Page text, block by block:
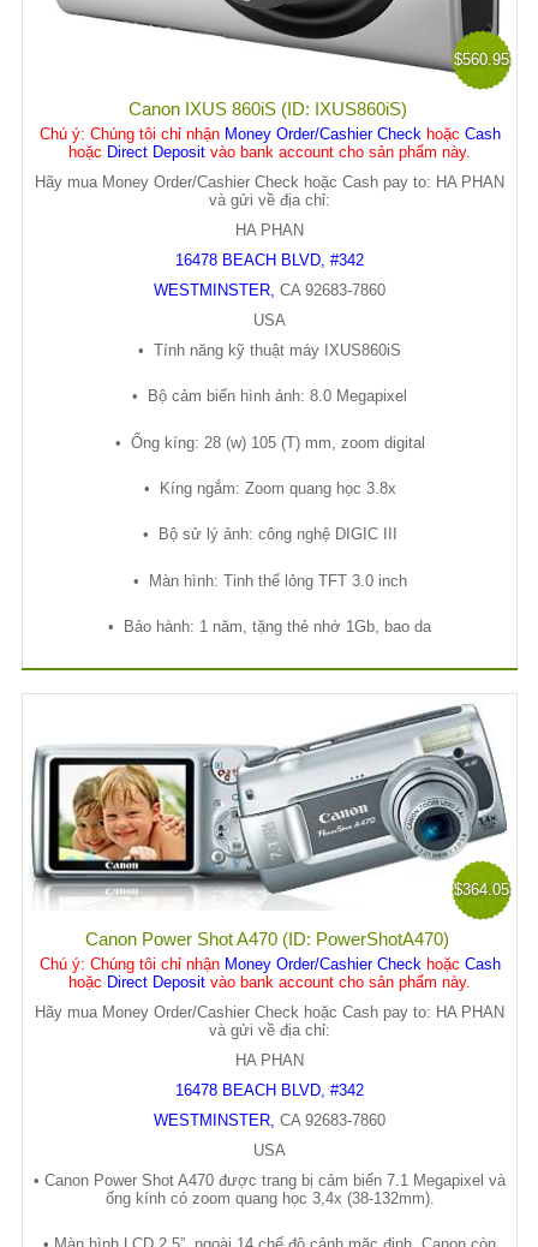
$560.95
Canon IXUS 860iS (ID: IXUS860iS)
Chú ý: Chúng tôi chỉ nhận Money Order/Cashier Checkhoặc Cash
hoặc Direct Deposit vào bank account cho sản phẩm này.
Hãy mua Money Order/Cashier Check hoặc Cash pay to: HA PHAN
và gửi về địa chỉ:
HA PHAN
16478 BEACH BLVD, #342
WESTMINSTER, CA 92683-7860
USA
• Tính năng kỹ thuật máy IXUS860iS
• Bộ cảm biến hình ảnh: 8.0 Megapixel
• Ống kíng: 28 (w) 105 (T) mm, zoom digital
• Kíng ngắm: Zoom quang học 3.8x
• Bộsửlý ảnh: công nghệDIGIC III
• Màn hình: Tinh thểlỏng TFT 3.0 inch
• Bảo hành: 1 năm, tặng thẻ nhớ 1Gb, bao da
$364.05
Canon Power Shot A470 (ID: PowerShotA470)
Chú ý: Chúng tôi chỉ nhận Money Order/Cashier Check hoặc Cash
hoặc Direct Deposit vào bank account cho sản phẩm này.
Hãy mua Money Order/Cashier Check hoặc Cash pay to: HA PHAN
và gửi về địa chỉ:
HA PHAN
16478 BEACH BLVD, #342
WESTMINSTER CA 92683-7860
USA
• Canon Power Shot A470 được trang bị cảm biến 7.1 Megapixel và
ống kính có zoom quang học 3,4x (38-132mm).